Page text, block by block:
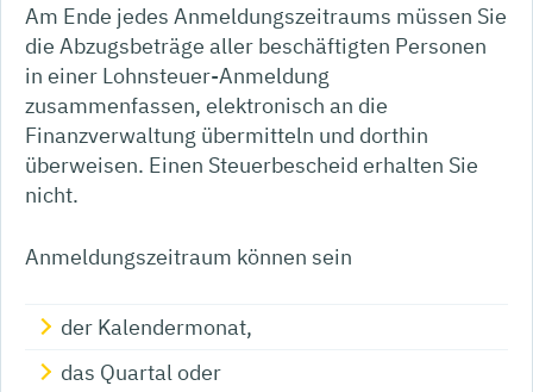
Am Ende jedes Anmeldungszeitraums müssen Sie
die Abzugsbeträge aller beschäftigten Personen
in einer Lohnsteuer-Anmeldung
zusammenfassen, elektronisch an die
Finanzverwaltung übermitteln und dorthin
überweisen. Einen Steuerbescheid erhalten Sie
nicht.
Anmeldungszeitraum können sein
der Kalendermonat,
das Quartal oder